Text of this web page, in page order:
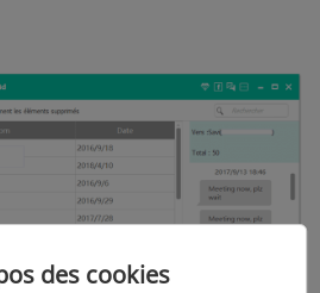
des cookies